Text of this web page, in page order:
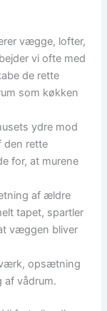
vægge, lofter,
vi ofte med
de rette
som køkken
ydre mod
den rette
for, at murene
af ældre
tapet, spartler
væggen bliver
opsætning
af vådrum.